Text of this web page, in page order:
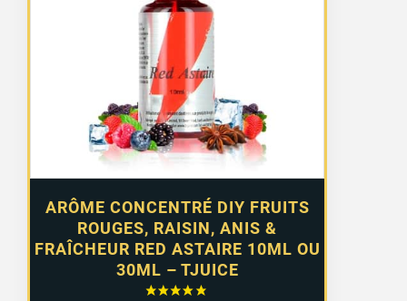
ARÔME CONCENTRÉ DIY FRUITS
ROUGES, RAISIN, ANIS &
FRAÎCHEUR RED ASTAIRE 10ML OU
30ML – TJUICE
prix :
5,20 €
à
12,90 €